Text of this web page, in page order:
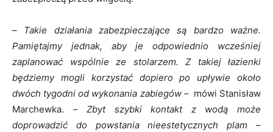
– Takie działania zabezpieczające są bardzo ważne.
Pamiętajmy jednak, aby je odpowiednio wcześniej
zaplanować wspólnie ze stolarzem. Z takiej łazienki
będziemy mogli korzystać dopiero po upływie około
dwóch tygodni od wykonania zabiegów– mówi Stanisław
Marchewka. –Zbyt szybki kontakt z wodą może
doprowadzić do powstania nieestetycznych plam –